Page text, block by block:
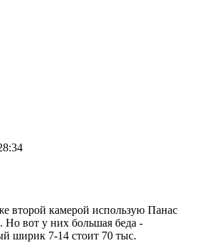
второй камерой использую Панас
Но вот у них большая беда -
ширик 7-14 стоит 70 тыс.